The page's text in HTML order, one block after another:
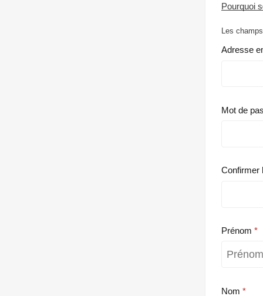
Pourquoi
Les
Adresse
Mot de
Confirmer
Prénom
Nom